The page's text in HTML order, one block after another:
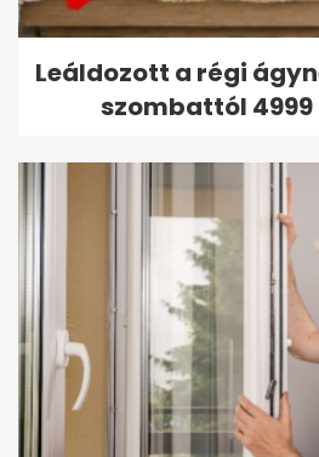
Leáldozott a régi
szombattól